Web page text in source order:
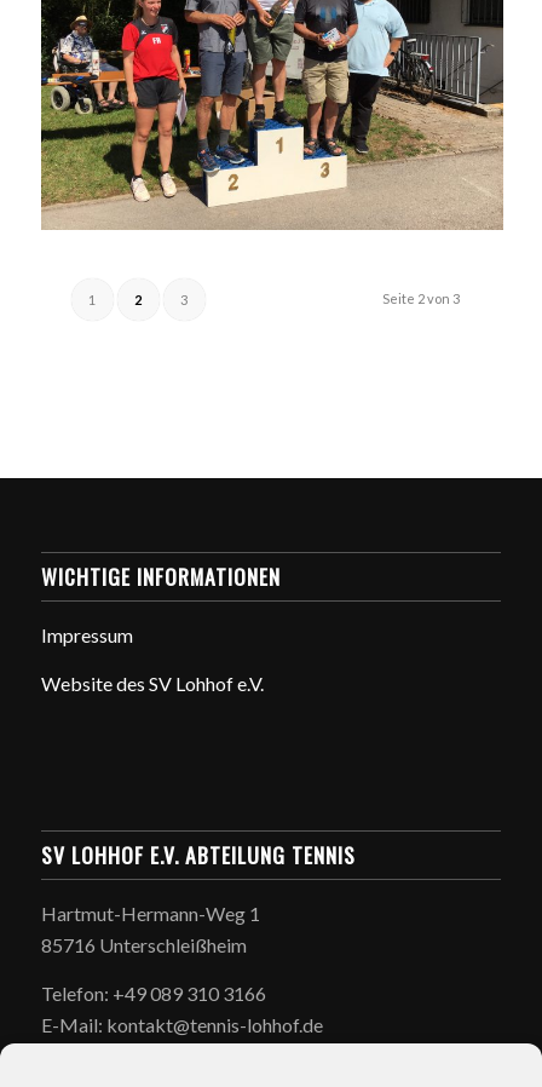
Seite 2 von 3
1 2 3
WICHTIGE INFORMATIONEN
Impressum
Website des SV Lohhof e.V.
SV LOHHOF E.V. ABTEILUNG TENNIS
Hartmut-Hermann-Weg 1
85716 Unterschleißheim
Telefon: +49 089 310 3166
E-Mail: kontakt@tennis-lohhof.de